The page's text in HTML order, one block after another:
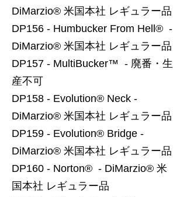
DiMarzio® 米国本社 レギュラー品
DP156 - Humbucker From Hell® -
DiMarzio® 米国本社 レギュラー品
DP157 - MultiBucker™ - 廃番・生
産不可
DP158 - Evolution® Neck -
DiMarzio® 米国本社 レギュラー品
DP159 - Evolution® Bridge -
DiMarzio® 米国本社 レギュラー品
DP160 - Norton® - DiMarzio® 米
国本社 レギュラー品